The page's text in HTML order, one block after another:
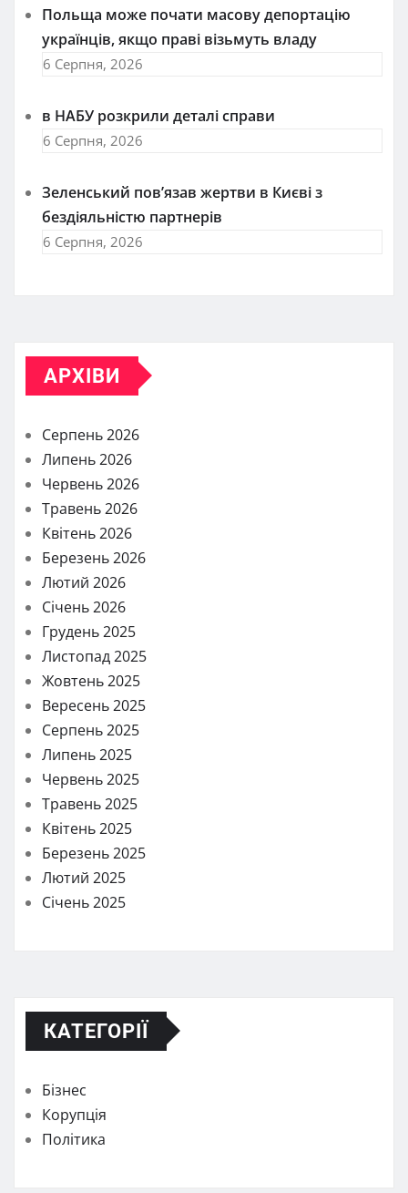
Польща може почати масову депортацію
українців, якщо праві візьмуть владу
6 Серпня, 2026
в НАБУ розкрили деталі справи
6 Серпня, 2026
Зеленський пов’язав жертви в Києві з
бездіяльністю партнерів
6 Серпня, 2026
АРХІВИ
Серпень 2026
Липень 2026
Червень 2026
Травень 2026
Квітень 2026
Березень 2026
Лютий 2026
Січень 2026
Грудень 2025
Листопад 2025
Жовтень 2025
Вересень 2025
Серпень 2025
Липень 2025
Червень 2025
Травень 2025
Квітень 2025
Березень 2025
Лютий 2025
Січень 2025
КАТЕГОРІЇ
Бізнес
Корупція
Політика